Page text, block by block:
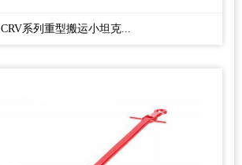
CRV系列重型搬运小坦克...